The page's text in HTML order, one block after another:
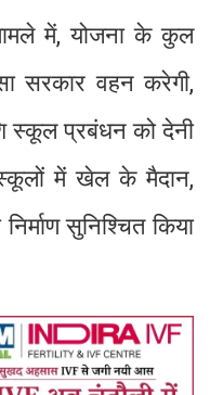
में, योजना के कुल
सरकार वहन करेगी,
स्कूल प्रबंधन को देनी
में खेल के मैदान,
सुनिश्चित किया